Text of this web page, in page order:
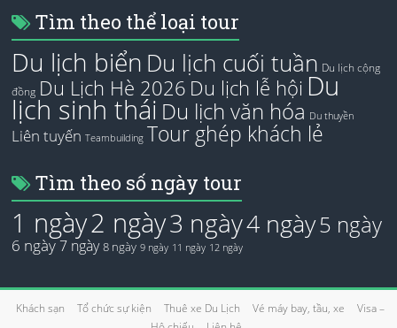
Tìm theo thể loại tour
Du lịch biển Du lịch cuối tuần Du lịch cộng
đồng Du Lịch Hè 2026 Du lịch lễ hội Du
lịch sinh thái Du lịch văn hóa Du thuyền
Liên tuyến Teambuilding Tour ghép khách lẻ
Tìm theo số ngày tour
1 ngày2 ngày3 ngày4 ngày5 ngày
6 ngày 7 ngày 8 ngày 9 ngày 11 ngày 12 ngày
Khách sạn Tổ chức sự kiện Thuê xe Du Lịch Vé máy bay, tầu, xe
Visa –